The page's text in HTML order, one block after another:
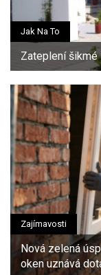
Jak Na To
Zateplení
Zajímavosti
Nová zelená
oken uznává